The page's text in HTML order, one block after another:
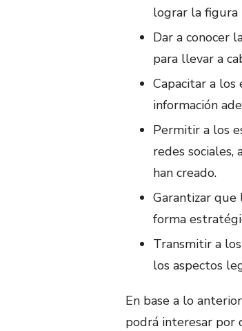
lograr la
Dar a conocer
para llevar a
Capacitar a
información
Permitir a los
redes sociales,
han creado.
Garantizar que
forma
Transmitir a
los aspectos
En base a lo
podrá interesar por